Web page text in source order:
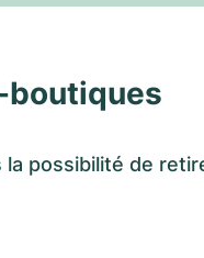
boutiques
possibilité de